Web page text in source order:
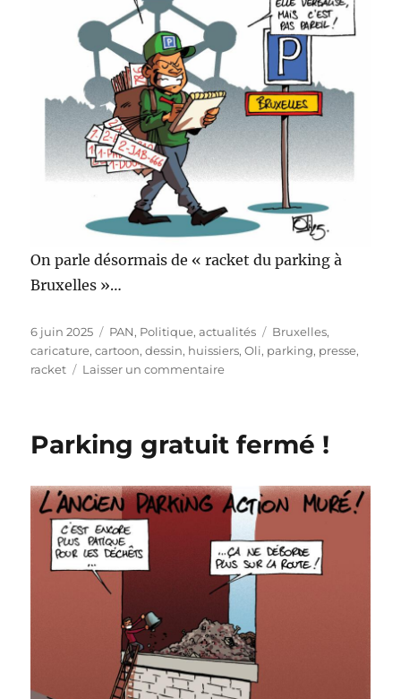
On parle désormais de « racket du parking à
Bruxelles »…
Publié
le
6 juin 2025 Catégories
PAN, Politique, actualités Étiquettes
Bruxelles,
caricature,cartoon,dessin, huissiers,Oli, parking, presse,
racket
Laisser un commentairesur
parking
Parking gratuit fermé !